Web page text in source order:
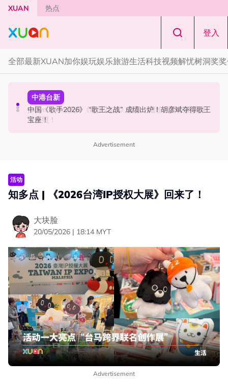
Skip to main content
XUAN 热点
登入
全部最新XUAN加你娱玩娱乐旅游生活科技视频解忧树洞奖
国际星闻
YG大楼遭女粉持高尔夫球杆猛砸！BLACKPINK 10周年最
新进展曝光！
中港台新
Jaclyn Victor现身《歌手2026》现场！遭粉丝野生捕获要
求合照！
中港台新
中国《歌手2026》 “歌王之战” 成绩出炉！胡彦斌夺得歌王
宝座！
Advertisement
活动
知多点 | 《2026台湾IP授权大展》回来了！
大块脸
20/05/2026 | 18:14 MYT
Advertisement